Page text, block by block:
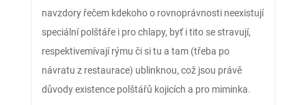
navzdory řečem kdekoho o rovnoprávnosti neexistují
speciální polštáře i pro chlapy, byť i tito se stravují,
respektivemívají rýmu či si tu a tam (třeba po
návratu z restaurace) ublinknou, což jsou právě
důvody existence polštářů kojicích a pro miminka.